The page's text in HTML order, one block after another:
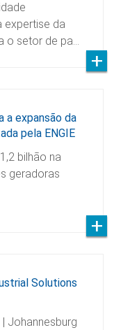
expertise da
o setor de pa…
a expansão da
pela ENGIE
bilhão na
geradoras
Solutions
Johannesburg